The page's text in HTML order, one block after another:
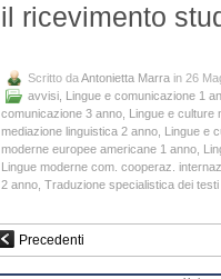
il ricevimento
Scritto daAntonietta Marra in 26
avvisi
Lingue e comunicazione 1
comunicazione 3 anno
Lingue e
mediazione linguistica 2 anno
Lingue e
moderne europee americane 1 anno
Lingue moderne com. cooperaz.
2 anno Traduzione specialistica dei testi
Precedenti